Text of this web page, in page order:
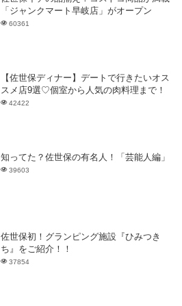
「ジャンクマート早岐店」がオープン
60361
【佐世保ディナー】デートで行きたいオス
スメ店9選♡個室から人気の肉料理まで！
42422
知ってた？佐世保の有名人！「芸能人編」
39603
佐世保初！グランピング施設『ひみつき
ち』をご紹介！！
37854